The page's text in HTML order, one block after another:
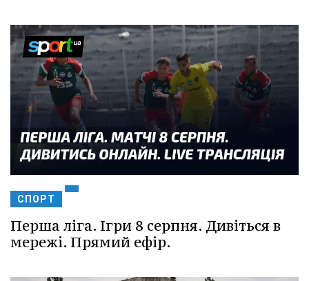
СПОРТ
Перша ліга. Ігри 8 серпня. Дивіться в
мережі. Прямий ефір.